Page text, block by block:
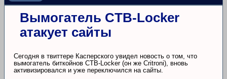
Вымогатель CTB-Locker
атакует сайты
Сегодня в твиттере Касперского увидел новость о том, что
вымогатель биткойнов CTB-Locker (он же Critroni), вновь
активизировался и уже переключился на сайты.